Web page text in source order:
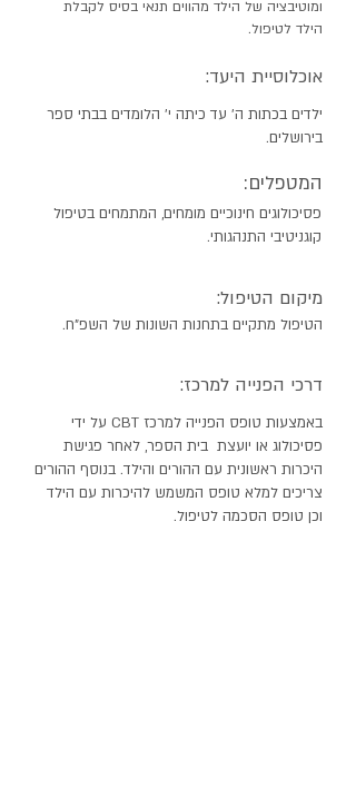
ומוטיבציה של הילד מהווים תנאי בסיס לקבלת
הילד לטיפול.
אוכלוסיית היעד:
ילדים בכתות ה' עד כיתה י' הלומדים בבתי ספר
בירושלים.
המטפלים:
פסיכולוגים חינוכיים מומחים, המתמחים בטיפול
קוגניטיבי התנהגותי.
מיקום הטיפול:
הטיפול מתקיים בתחנות השונות של השפ"ח.
דרכי הפנייה למרכז:
באמצעות טופס הפנייה למרכז CBT על ידי
פסיכולוג או יועצת בית הספר, לאחר פגישת
היכרות ראשונית עם ההורים והילד. בנוסף ההורים
צריכים למלא טופס המשמש להיכרות עם הילד
וכן טופס הסכמה לטיפול.